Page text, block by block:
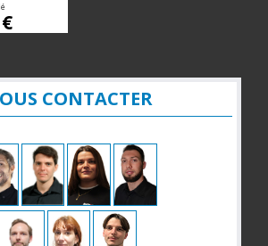
CONTACTER